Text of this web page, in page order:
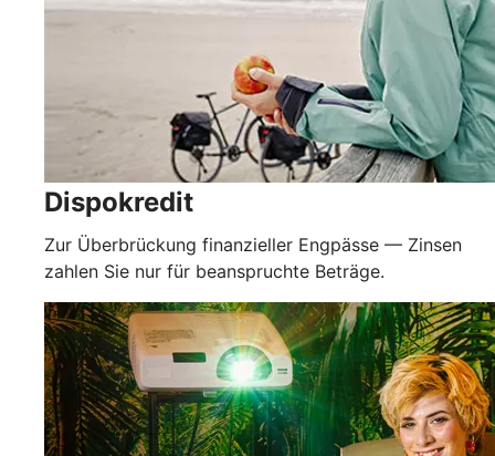
Dispokredit
Zur Überbrückung finanzieller Engpässe — Zinsen
zahlen Sie nur für beanspruchte Beträge.